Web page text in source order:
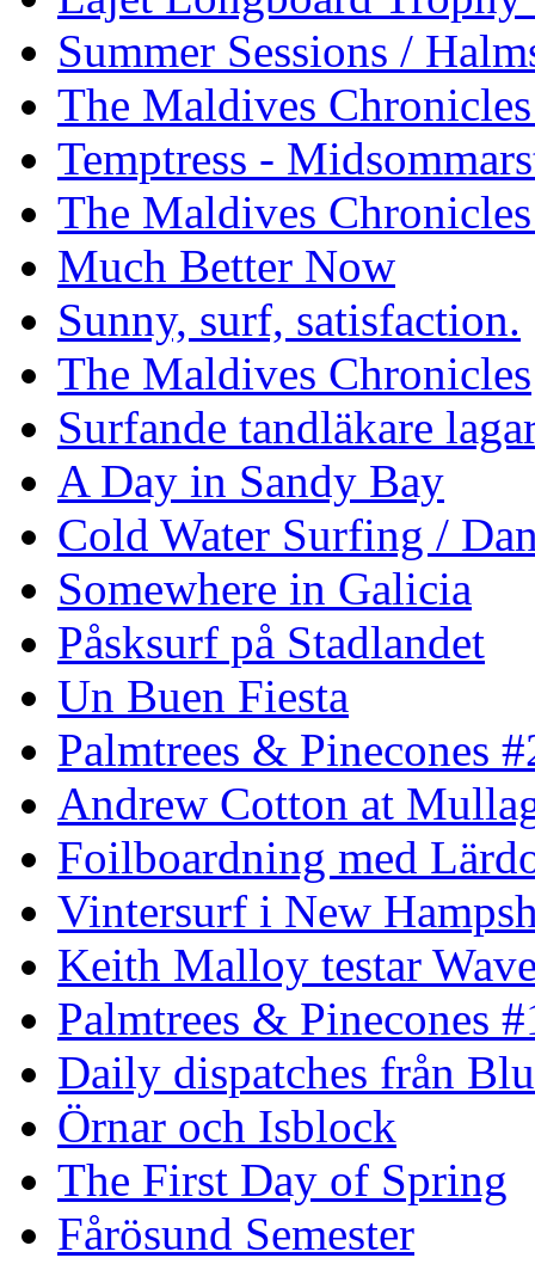
Summer Sessions /
The Maldives
Temptress -
The Maldives
Much Better Now
Sunny, surf, satisfaction.
The Maldives Chronicles
Surfande tandläkare
A Day in Sandy Bay
Cold Water Surfing /
Somewhere in Galicia
Påsksurf på Stadlandet
Un Buen Fiesta
Palmtrees & Pinecones
Andrew Cotton at
Foilboardning med
Vintersurf i New
Keith Malloy testar
Palmtrees & Pinecones
Daily dispatches från
Örnar och Isblock
The First Day of Spring
Fårösund Semester